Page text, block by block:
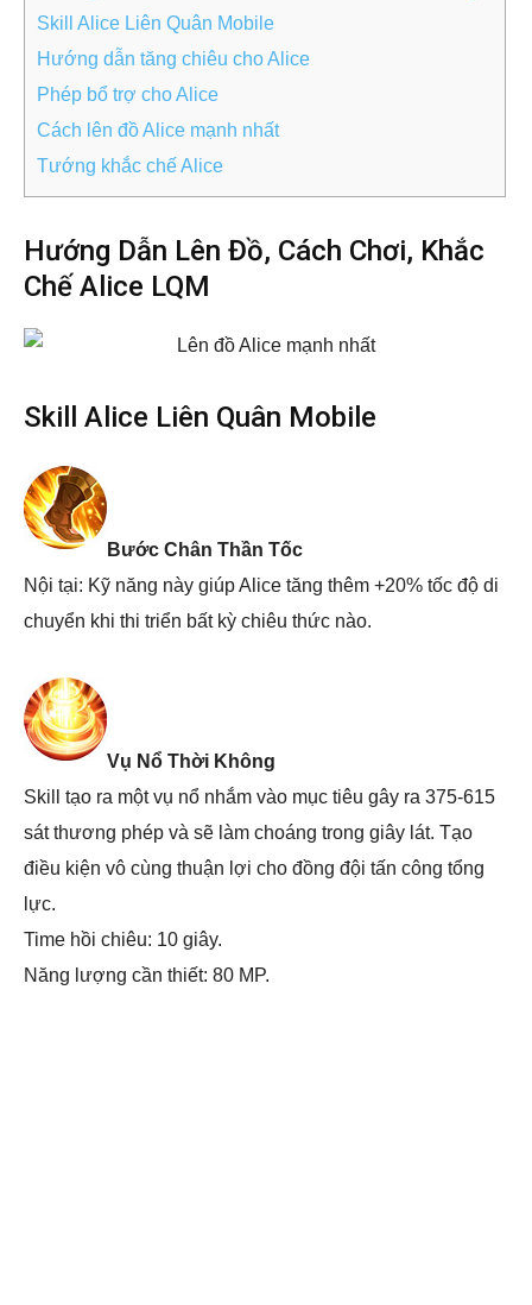
Skill Alice Liên Quân Mobile
Hướng dẫn tăng chiêu cho Alice
Phép bổ trợ cho Alice
Cách lên đồ Alice mạnh nhất
Tướng khắc chế Alice
Hướng Dẫn Lên Đồ, Cách Chơi, Khắc
Chế Alice LQM
Skill Alice Liên Quân Mobile
Bước Chân Thần Tốc
Nội tại: Kỹ năng này giúp Alice tăng thêm +20% tốc độ di
chuyển khi thi triển bất kỳ chiêu thức nào.
Vụ Nổ Thời Không
Skill tạo ra một vụ nổ nhắm vào mục tiêu gây ra 375-615
sát thương phép và sẽ làm choáng trong giây lát. Tạo
điều kiện vô cùng thuận lợi cho đồng đội tấn công tổng
lực.
Time hồi chiêu: 10 giây.
Năng lượng cần thiết: 80 MP.